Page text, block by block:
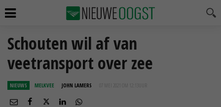
Schouten wil af van
veetransport over zee
NIEUWS MELKVEE JOHN LAMERS 07 MEI 2021 OM 12:13